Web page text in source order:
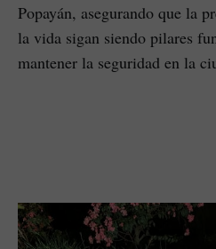
Popayán, asegurando que la
la vida sigan siendo pilares
mantener la seguridad en la